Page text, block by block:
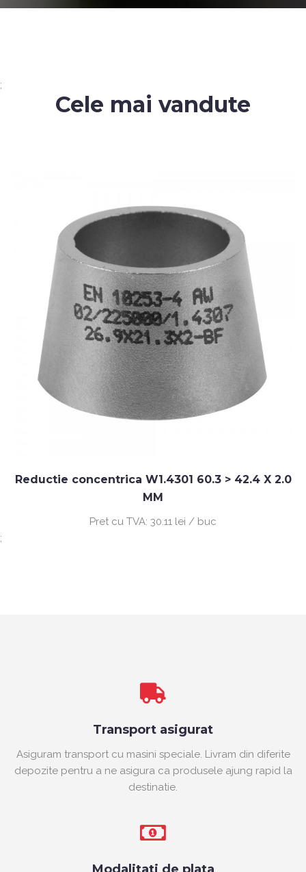
;
Cele mai vandute
Reductie concentrica W1.4301 60.3 > 42.4 X 2.0
MM
Pret cu TVA: 30.11 lei / buc
;
Transport asigurat
Asiguram transport cu masini speciale. Livram din diferite
depozite pentru a ne asigura ca produsele ajung rapid la
destinatie.